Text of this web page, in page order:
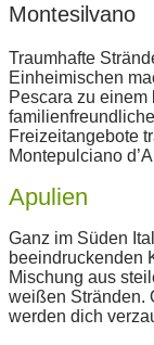
Montesilvano
Traumhafte
Einheimischen
Pescara zu
Freizeitangebote
Montepulciano
Apulien
Ganz im Süden
beeindruckenden
Mischung aus
weißen Stränden.
werden dich